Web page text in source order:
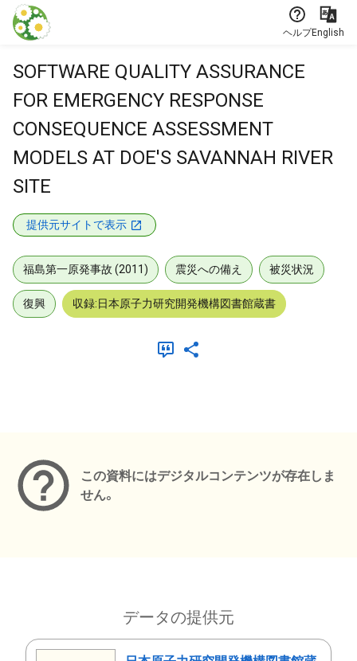
本文に飛ぶ
ヘルプEnglish
SOFTWARE QUALITY ASSURANCE
FOR EMERGENCY RESPONSE
CONSEQUENCE ASSESSMENT
MODELS AT DOE'S SAVANNAH RIVER
SITE
提供元サイトで表示
福島第一原発事故 (2011) 震災への備え 被災状況
復興 収録:日本原子力研究開発機構図書館蔵書
この資料にはデジタルコンテンツが存在しま
せん。
データの提供元